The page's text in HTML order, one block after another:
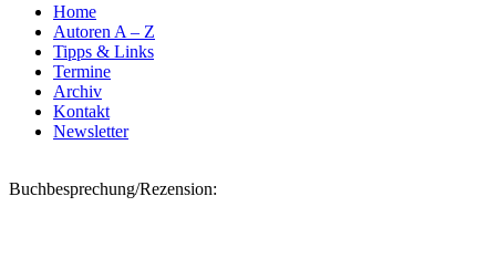
Home
Autoren A – Z
Tipps & Links
Termine
Archiv
Kontakt
Newsletter
Buchbesprechung/Rezension: